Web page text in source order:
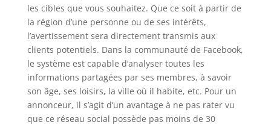
les cibles que vous souhaitez. Que ce soit à partir de
la région d’une personne ou de ses intérêts,
l’avertissement sera directement transmis aux
clients potentiels. Dans la communauté de Facebook,
le système est capable d’analyser toutes les
informations partagées par ses membres, à savoir
son âge, ses loisirs, la ville où il habite, etc. Pour un
annonceur, il s’agit d’un avantage à ne pas rater vu
que ce réseau social possède pas moins de 30